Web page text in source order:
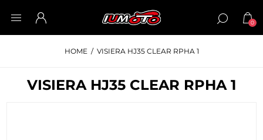
0
HOME / VISIERA HJ35 CLEAR RPHA 1
VISIERA HJ35 CLEAR RPHA 1